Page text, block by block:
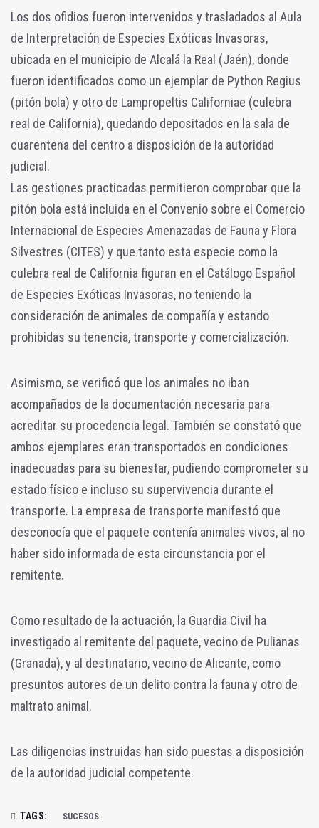
Los dos ofidios fueron intervenidos y trasladados al Aula
de Interpretación de Especies Exóticas Invasoras,
ubicada en el municipio de Alcalá la Real (Jaén), donde
fueron identificados como un ejemplar de Python Regius
(pitón bola) y otro de Lampropeltis Californiae (culebra
real de California), quedando depositados en la sala de
cuarentena del centro a disposición de la autoridad
judicial.
Las gestiones practicadas permitieron comprobar que la
pitón bola está incluida en el Convenio sobre el Comercio
Internacional de Especies Amenazadas de Fauna y Flora
Silvestres (CITES) y que tanto esta especie como la
culebra real de California figuran en el Catálogo Español
de Especies Exóticas Invasoras, no teniendo la
consideración de animales de compañía y estando
prohibidas su tenencia, transporte y comercialización.
Asimismo, se verificó que los animales no iban
acompañados de la documentación necesaria para
acreditar su procedencia legal. También se constató que
ambos ejemplares eran transportados en condiciones
inadecuadas para su bienestar, pudiendo comprometer su
estado físico e incluso su supervivencia durante el
transporte. La empresa de transporte manifestó que
desconocía que el paquete contenía animales vivos, al no
haber sido informada de esta circunstancia por el
remitente.
Como resultado de la actuación, la Guardia Civil ha
investigado al remitente del paquete, vecino de Pulianas
(Granada), y al destinatario, vecino de Alicante, como
presuntos autores de un delito contra la fauna y otro de
maltrato animal.
Las diligencias instruidas han sido puestas a disposición
de la autoridad judicial competente.
TAGS: SUCESOS